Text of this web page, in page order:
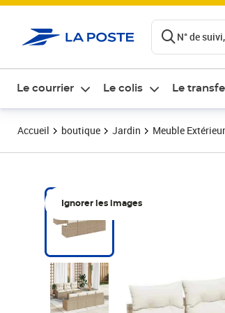
N° de
Le courrier Le colis Le
Accueil boutique Jardin Meuble Extérieur
Ignorer les images